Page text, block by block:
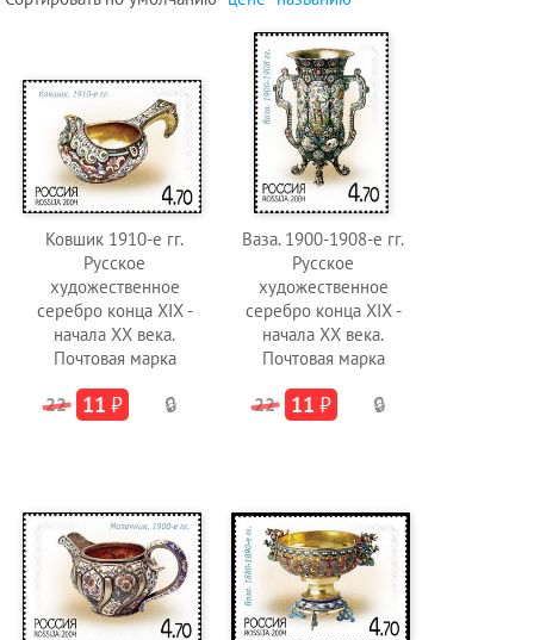
Ковшик 1910-е гг.
Русское
художественное
серебро конца XIX -
начала XX века.
Почтовая марка
22 11 ₽ 🔒
Ваза. 1900-1908-е гг.
Русское
художественное
серебро конца XIX -
начала XX века.
Почтовая марка
22 11 ₽ 🔒